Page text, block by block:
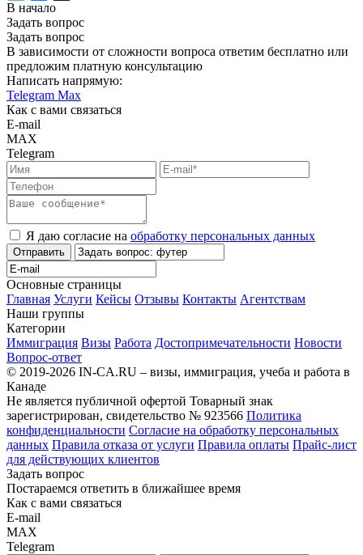
В начало
Задать вопрос
Задать вопрос
В зависимости от сложности вопроса ответим бесплатно или
предложим платную консультацию
Написать напрямую:
Telegram Max
Как с вами связаться
E-mail
MAX
Telegram
Я даю согласие на обработку персональных данных
Отправить
Основные страницы
Главная Услуги Кейсы Отзывы Контакты Агентствам
Наши группы
Категории
Иммиграция Визы Работа Достопримечательности Новости
Вопрос-ответ
© 2019-2026 IN-CA.RU – визы, иммиграция, учеба и работа в
Канаде
Не является публичной офертой Товарный знак
зарегистрирован, свидетельство № 923566 Политика
конфиденциальности Согласие на обработку персональных
данных Правила отказа от услуги Правила оплаты Прайс-лист
для действующих клиентов
Задать вопрос
Постараемся ответить в ближайшее время
Как с вами связаться
E-mail
MAX
Telegram